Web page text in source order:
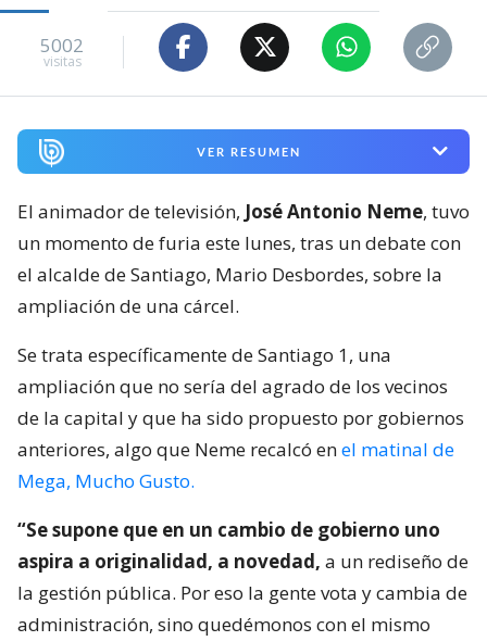
5002
visitas
VER RESUMEN
El animador de televisión, José Antonio Neme, tuvo
un momento de furia este lunes, tras un debate con
el alcalde de Santiago, Mario Desbordes, sobre la
ampliación de una cárcel.
Se trata específicamente de Santiago 1, una
ampliación que no sería del agrado de los vecinos
de la capital y que ha sido propuesto por gobiernos
anteriores, algo que Neme recalcó enel matinal de
Mega, Mucho Gusto.
“Se supone que en un cambio de gobierno uno
aspira a originalidad, a novedad, a un rediseño de
la gestión pública. Por eso la gente vota y cambia de
administración, sino quedémonos con el mismo